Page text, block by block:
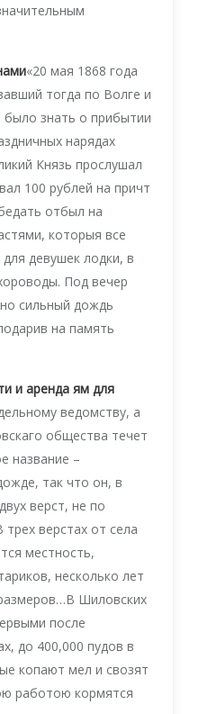
«20 мая 1868 года
тогда по Волге и
было знать о прибытии
нарядах
Князь прослушал
100 рублей на причт
отбыл на
которыя все
девушек лодки, в
Под вечер
сильный дождь
на память
и аренда ям для
ведомству, а
общества течет
название –
так что он, в
верст, не по
верстах от села
местность,
несколько лет
Шиловских
после
до 400,000 пудов в
копают мел и свозят
работою кормятся